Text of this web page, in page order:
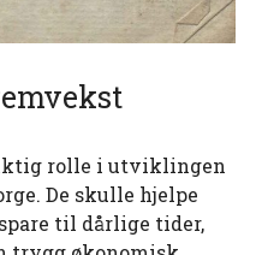
rolle i utviklingen
De skulle hjelpe
til dårlige tider,